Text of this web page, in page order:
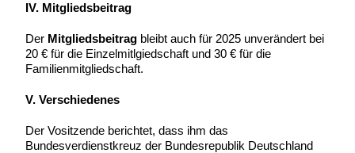
IV. Mitgliedsbeitrag
Der Mitgliedsbeitrag bleibt auch für 2025 unverändert bei
20 € für die Einzelmitlgiedschaft und 30 € für die
Familienmitgliedschaft.
V. Verschiedenes
Der Vositzende berichtet, dass ihm das
Bundesverdienstkreuz der Bundesrepublik Deutschland